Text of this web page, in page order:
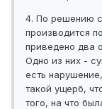
4. По решению
производится
приведено два
Одно из них -
есть
такой ущерб,
того, на что